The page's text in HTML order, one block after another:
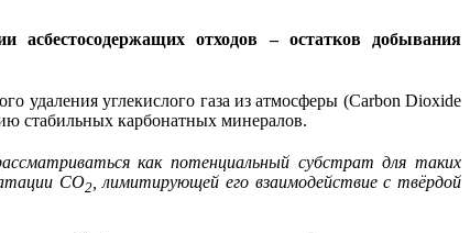
асбестосодержащих отходов – остатков добывания
удаления углекислого газа из атмосферы (Carbon Dioxide
стабильных карбонатных минералов.
как потенциальный субстрат для таких
CO2, лимитирующей его взаимодействие с твёрдой